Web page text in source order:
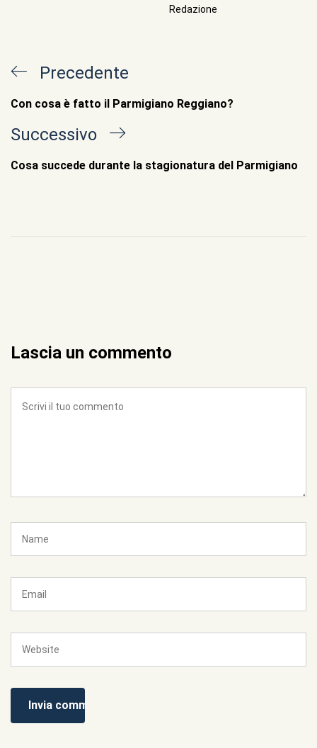
Redazione
Navigazione
articoli
Previous
Post
Precedente
Con cosa è fatto il Parmigiano Reggiano?
Next
Post
Successivo
Cosa succede durante la stagionatura del Parmigiano
Lascia un commento